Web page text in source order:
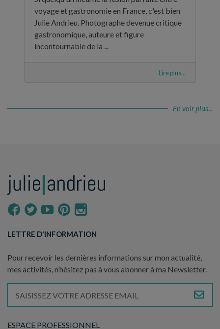
voyage et gastronomie en France, c'est bien
Julie Andrieu. Photographe devenue critique
gastronomique, auteure et figure
incontournable de la ...
Lire plus...
En voir plus...
ESPACE PROFESSIONNEL
LETTRE D'INFORMATION
Pour recevoir les dernières informations sur mon actualité,
mes activités, n’hésitez pas à vous abonner à ma Newsletter.